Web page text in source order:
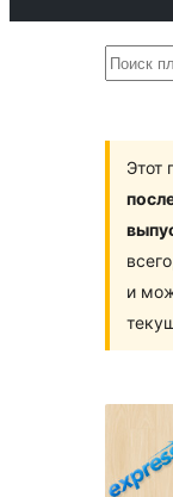
Поиск
Этот
и